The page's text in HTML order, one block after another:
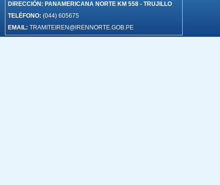
DIRECCIÓN: PANAMERICANA NORTE KM 558 - TRUJILLO
TELÉFONO: (044) 605675
EMAIL: TRAMITEIREN@IRENNORTE.GOB.PE